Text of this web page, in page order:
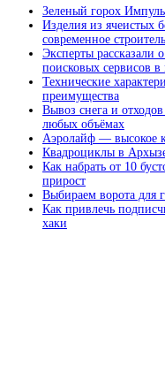
Зеленый горох
Изделия из ячеистых
современное
Эксперты рассказали
поисковых сервисов в
Технические
преимущества
Вывоз снега и
любых объёмах
Аэролайф — высокое
Квадроциклы в
Как набрать от 10
прирост
Выбираем ворота для
Как привлечь
хаки